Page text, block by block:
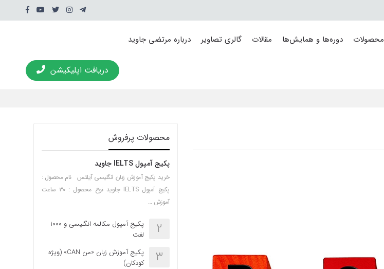
محصولات دوره‌ها و همایش‌ها مقالات گالری تصاویر درباره مرتضی جاوید
دریافت اپلیکیشن
محصولات پرفروش
پکیج آمپول IELTS جاوید
خرید پکیج آموزش زبان انگلیسی آیلتس نام محصول :
پکیج آمپول IELTS جاوید نوع محصول : ۳۰ ساعت
آموزش …
2
پکیج آمپول مکالمه انگلیسی و 1000
لغت
3
پکیج آموزش زبان «من CAN» (ویژه
کودکان)